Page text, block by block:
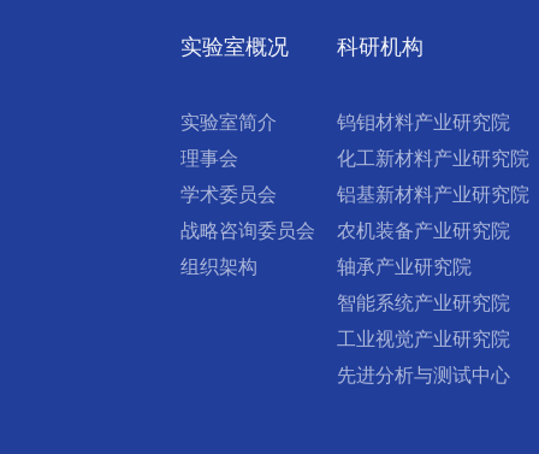
实验室概况
实验室简介
理事会
学术委员会
战略咨询委员会
组织架构
科研机构
钨钼材料产业研究院
化工新材料产业研究院
铝基新材料产业研究院
农机装备产业研究院
轴承产业研究院
智能系统产业研究院
工业视觉产业研究院
先进分析与测试中心